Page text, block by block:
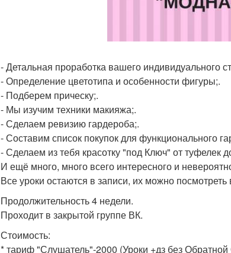
- Детальная проработка вашего индивидуального
- Определение цветотипа и особенности фигуры;.
- Подберем прическу;.
- Мы изучим техники макияжа;.
- Сделаем ревизию гардероба;.
- Составим список покупок для функционального
- Сделаем из тебя красотку "под Ключ" от туфелек
И ещё много, много всего интересного и
Все уроки остаются в записи, их можно
Продолжительность 4 недели.
Проходит в закрытой группе ВК.
Стоимость:
* тариф "Слушатель"-2000 (Уроки +дз без